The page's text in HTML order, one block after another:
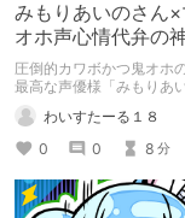
みもりあいのさん
オホ声心情代弁の
紹介したい
圧倒的カワボかつ鬼オホ
最高な声優様「みもりあ
めですm(__)m 【マゾ向
情代弁】を軸に紹介して
少し偏った紹介となりま
わいすたーる１８
0
0 8 分